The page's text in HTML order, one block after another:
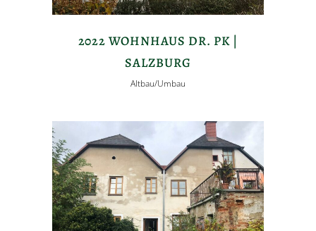
2022 WOHNHAUS DR. PK |
SALZBURG
Altbau/Umbau